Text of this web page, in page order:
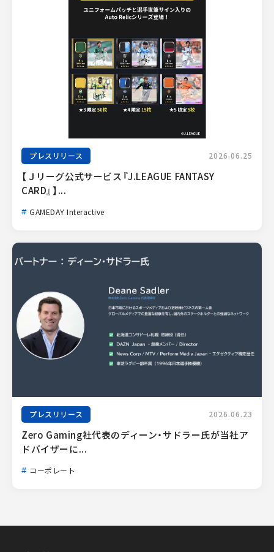
プレスリリース 2026.06.25
【Ｊリーグ公式サービス『J.LEAGUE FANTASY
CARD』】...
GAMEDAY Interactive
プレスリリース 2026.06.23
Zero Gaming社代表のディーン・サドラー氏が当社ア
ドバイザーに...
コーポレート